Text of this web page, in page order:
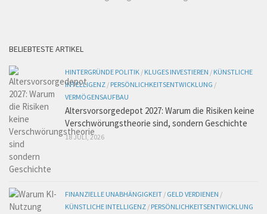
BELIEBTESTE ARTIKEL
HINTERGRÜNDE POLITIK / KLUGES INVESTIEREN / KÜNSTLICHE
INTELLIGENZ / PERSÖNLICHKEITSENTWICKLUNG /
VERMÖGENSAUFBAU
Altersvorsorgedepot 2027: Warum die Risiken keine
Verschwörungstheorie sind, sondern Geschichte
18 JULI, 2026
FINANZIELLE UNABHÄNGIGKEIT / GELD VERDIENEN /
KÜNSTLICHE INTELLIGENZ / PERSÖNLICHKEITSENTWICKLUNG